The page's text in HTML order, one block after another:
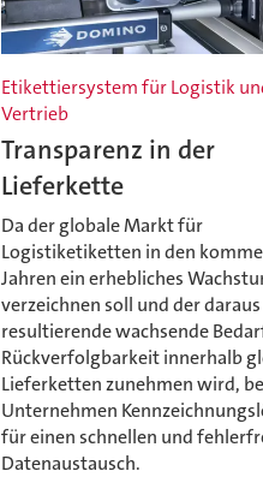
Etikettiersystem für Logistik
Vertrieb
Transparenz in der
Lieferkette
Da der globale Markt für
Logistiketiketten in den
Jahren ein erhebliches
verzeichnen soll und der daraus
resultierende wachsende
Rückverfolgbarkeit innerhalb
Lieferketten zunehmen wird,
Unternehmen
für einen schnellen und
Datenaustausch.